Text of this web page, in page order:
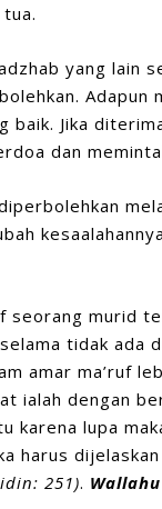
yang lain
Adapun
baik. Jika
dan
seorang murid
tidak ada
amar ma’ruf
ialah dengan
karena lupa
harus
:251).